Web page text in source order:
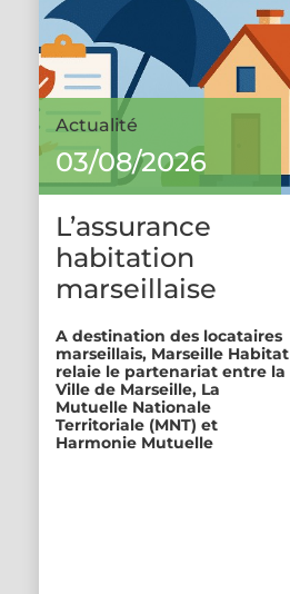
Actualité
03/08/2026
L’assurance
habitation
marseillaise
A destination des locataires
marseillais, Marseille Habitat
relaie le partenariat entre la
Ville de Marseille, La
Mutuelle Nationale
Territoriale (MNT) et
Harmonie Mutuelle